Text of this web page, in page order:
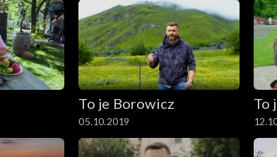
To je Borowicz
05.10.2019
To